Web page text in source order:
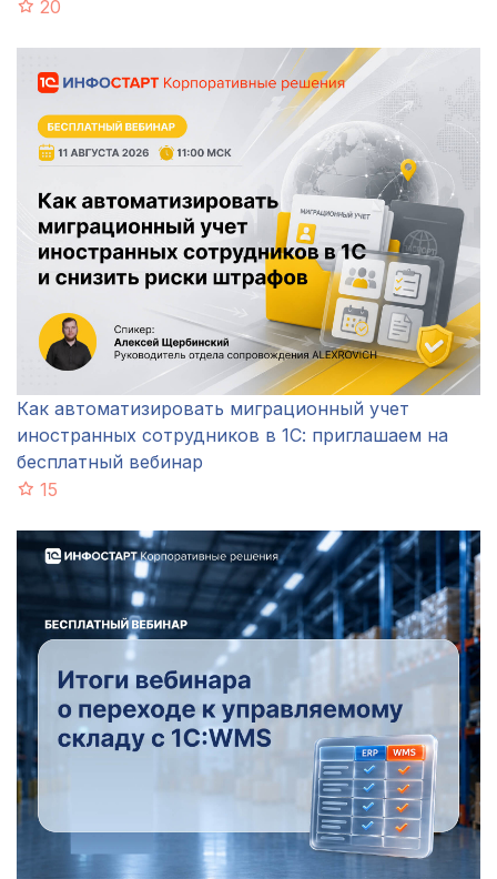
20
Как автоматизировать миграционный учет
иностранных сотрудников в 1С: приглашаем на
бесплатный вебинар
15